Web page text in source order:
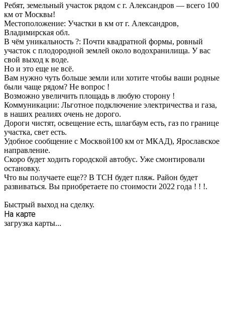
Ребят, земельный участок рядом с г. Александров — всего 100
км от Москвы!
Местоположение: Участки в км от г. Александров,
Владимирская обл.
В чём уникальность ?: Почти квадратной формы, ровный
участок с плодородной землей около водохранилища. У вас
свой выход к воде.
Но и это еще не всё.
Вам нужно чуть больше земли или хотите чтобы ваши родные
были чаще рядом? Не вопрос !
Возможно увеличить площадь в любую сторону !
Коммуникации: Льготное подключение электричества и газа,
в наших реалиях очень не дорого.
Дороги чистят, освещение есть, шлагбаум есть, газ по границе
участка, свет есть.
Удобное сообщение с Москвой100 км от МКАД), Ярославское
направление.
Скоро будет ходить городской автобус. Уже смонтировали
остановку.
Что вы получаете еще?? В ТСН будет пляж. Район будет
развиваться. Вы приобретаете по стоимости 2022 года ! ! !.
Быстрый выход на сделку.
На карте
загрузка карты...